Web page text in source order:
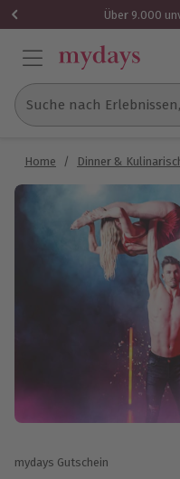
Über 9.000
Suche nach
Home / Dinner &
mydays Gutschein